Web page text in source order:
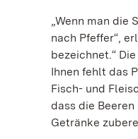
„Wenn man
nach Pfeffer“,
bezeichnet.“
Ihnen fehlt das
Fisch- und
dass die
Getränke